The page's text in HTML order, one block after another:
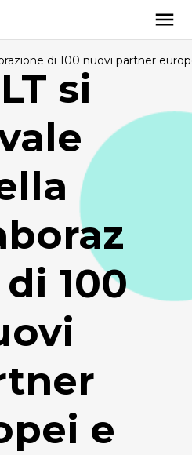
si
100
e
di 100 nuovi partner